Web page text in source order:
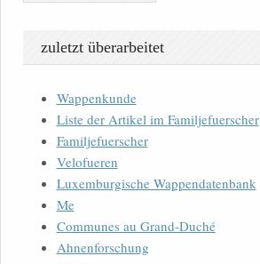
zuletzt überarbeitet
Wappenkunde
Liste der Artikel im Familjefuerscher
Familjefuerscher
Velofueren
Luxemburgische Wappendatenbank
Me
Communes au Grand-Duché
Ahnenforschung